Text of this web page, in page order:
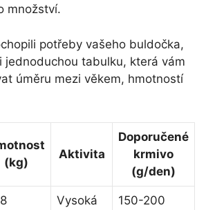
množství.
potřeby vašeho buldočka,
jednoduchou tabulku, která vám
úměru mezi ⁢věkem, hmotností
(kg)
Aktivita
Doporučené
krmivo
(g/den)
Vysoká 150-200